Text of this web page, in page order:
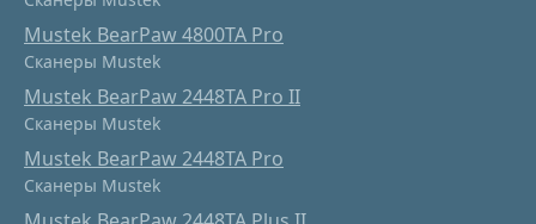
Mustek BearPaw 4800TA Pro
Сканеры Mustek
Mustek BearPaw 2448TA Pro II
Сканеры Mustek
Mustek BearPaw 2448TA Pro
Сканеры Mustek